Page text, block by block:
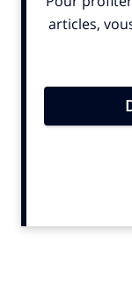
précédente à la
la Culture
l’Assemblée,
rapidement
corapporteur
chaque
projet de